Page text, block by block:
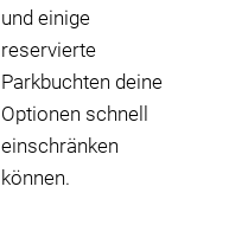
und einige
reservierte
Parkbuchten deine
Optionen schnell
einschränken
können.